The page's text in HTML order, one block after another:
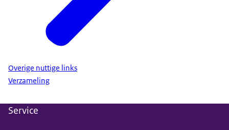
Overige nuttige links
Verzameling
Service